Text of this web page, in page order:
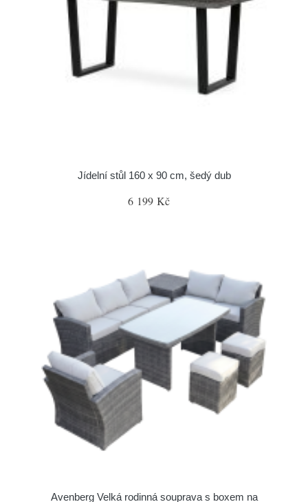
Jídelní stůl 160 x 90 cm, šedý dub
6 199 Kč
Avenberg Velká rodinná souprava s boxem na